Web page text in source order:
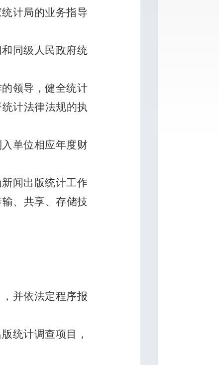
计局的业务指导
同级人民政府统
领导，健全统计
计法律法规的执
单位相应年度财
闻出版统计工作
、共享、存储技
并依法定程序报
统计调查项目，